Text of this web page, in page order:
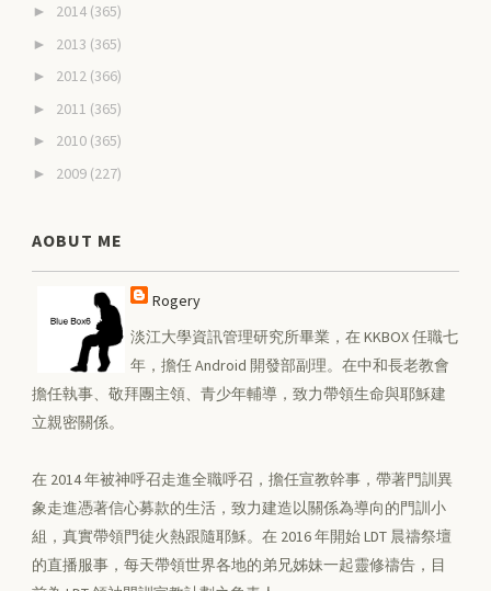
► 2014 (365)
► 2013 (365)
► 2012 (366)
► 2011 (365)
► 2010 (365)
► 2009 (227)
AOBUT ME
Rogery
淡江大學資訊管理研究所畢業，在 KKBOX 任職七
年，擔任 Android 開發部副理。在中和長老教會
擔任執事、敬拜團主領、青少年輔導，致力帶領生命與耶穌建
立親密關係。
在 2014 年被神呼召走進全職呼召，擔任宣教幹事，帶著門訓異
象走進憑著信心募款的生活，致力建造以關係為導向的門訓小
組，真實帶領門徒火熱跟隨耶穌。在 2016 年開始 LDT 晨禱祭壇
的直播服事，每天帶領世界各地的弟兄姊妹一起靈修禱告，目